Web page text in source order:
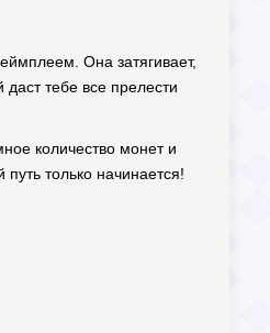
Она затягивает,
тебе все прелести
количество монет и
только начинается!